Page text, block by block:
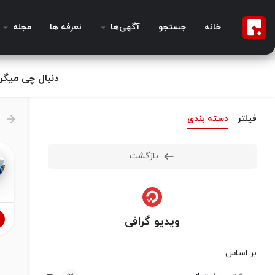
خانه جستجو آگهی‌ها تعرفه ها مجله
دنبال چی
فیلتر دسته بندی
بازگشت
ویدیو گرافی
بر اساس